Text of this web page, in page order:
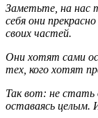
Заметьте, на нас
себя они
своих частей.
Они хотят сами
тех, кого хотят
Так вот: не
оставаясь целым.